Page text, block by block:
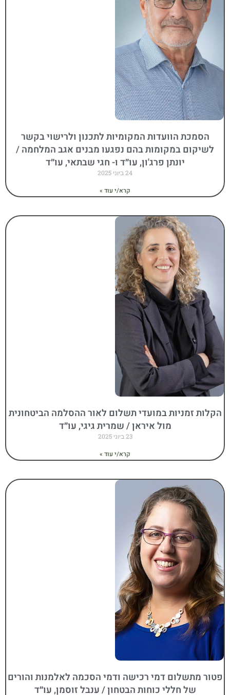
הסמכת הוועדות המקומיות לתכנון ולרישוי בקשר
לשיקום במקומות בהם נפגעו מבנים אגב המלחמה /
יונתן פרג'ון, עו״ד ו- חגי שבתאי, עו״ד
24 ביוני 2025
קרא/י עוד »
הקלות זמניות במועדי תשלום לאור ההסלמה הביטחונית
מול איראן / שמרית גיגי, עו״ד
23 ביוני 2025
קרא/י עוד »
פטור מתשלום דמי רכישה ודמי הסכמה לאלמנות והורים
של חללי כוחות הבטחון / ענבל זוסמן, עו״ד